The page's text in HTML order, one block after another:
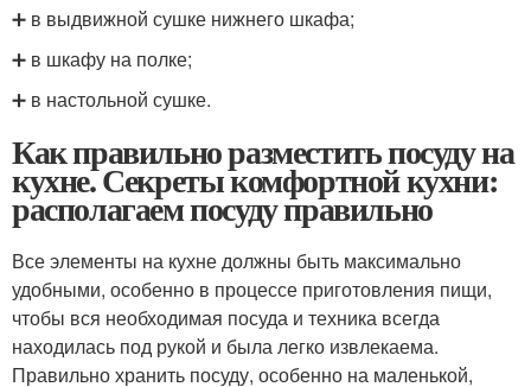
➕ в выдвижной сушке нижнего шкафа;
➕ в шкафу на полке;
➕ в настольной сушке.
Как правильно разместить посуду на
кухне. Секреты комфортной кухни:
располагаем посуду правильно
Все элементы на кухне должны быть максимально
удобными, особенно в процессе приготовления пищи,
чтобы вся необходимая посуда и техника всегда
находилась под рукой и была легко извлекаема.
Правильно хранить посуду, особенно на маленькой,